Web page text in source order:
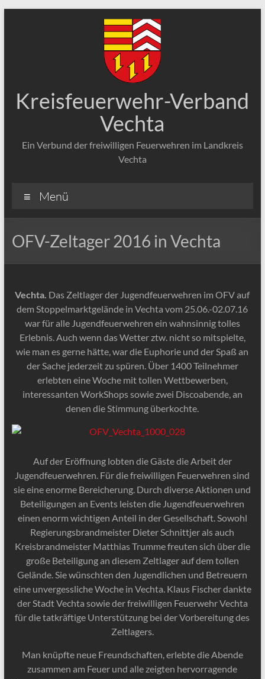
Kreisfeuerwehr-Verband
Vechta
Ein Verbund der freiwilligen Feuerwehren im Landkreis
Vechta
Menü
OFV-Zeltager 2016 in Vechta
Vechta. Das Zeltlager der Jugendfeuerwehren im OFV auf
dem Stoppelmarktgelände in Vechta vom 25.06.-02.07.16
war für alle Jugendfeuerwehren ein wahnsinnig tolles
Erlebnis. Auch wenn das Wetter ztw. nicht so mitspielte,
wie man es gerne hätte, war die Euphorie und der Spaß an
der Sache jederzeit zu spüren. Über 1400 Teilnehmer
erlebten eine Woche mit tollen Wettbewerben,
interessanten WorkShops sowie zwei Discoabende, an
denen die Stimmung überkochte.
Auf der Eröffnung lobten die Gäste die Arbeit der
Jugendfeuerwehren. Für die freiwilligen Feuerwehren sind
sie eine enorme Bereicherung. Durch diverse Aktionen und
Beteiligungen an Events leisten die Jugendfeuerwehren
einen enorm wichtigen Anteil in der Gesellschaft. Sowohl
Regierungsbrandmeister Dieter Schnittjer als auch
Kreisbrandmeister Matthias Trumme freuten sich über die
große Beteiligung an diesem Zeltlager auf dem tollen
Gelände. Sie wünschten den Jugendlichen und Betreuern
eine unvergessliche Woche in Vechta. Klaus Fischer dankte
der Stadt Vechta sowie der freiwilligen Feuerwehr Vechta
für die tatkräftige Unterstützung bei der Vorbereitung des
Zeltlagers.
Man knüpfte neue Freundschaften, erlebte die Abende
zusammen am Feuer und alle zeigten hervorragende